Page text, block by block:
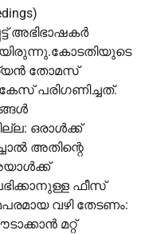
അഭിഭാഷകർ
തോമസ്
പരിഗണിച്ചത്.
ഒരാള്‍ക്ക്
അതിന്റെ
ഫീസ്
വഴി തേടണം:
മറ്റ്